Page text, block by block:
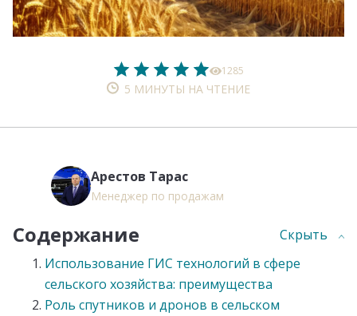
1285
5 МИНУТЫ НА ЧТЕНИЕ
Содержание
Скрыть
Использование ГИС технологий в сфере
сельского хозяйства: преимущества
Роль спутников и дронов в сельском
Арестов Тарас
Менеджер по продажам